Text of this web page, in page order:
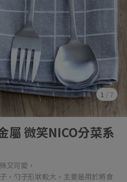
1 / 7
屬 微笑NICO分菜系
又可愛，
，勺子形狀較大，主要是用於將食